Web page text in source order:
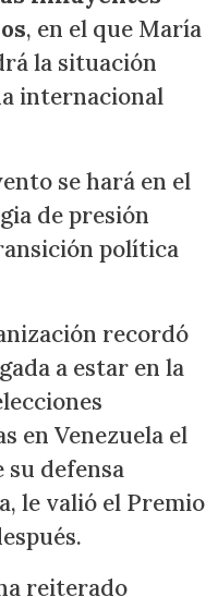
, en el que María
la situación
internacional
se hará en el
de presión
política
recordó
a estar en la
en Venezuela el
su defensa
le valió el Premio
reiterado